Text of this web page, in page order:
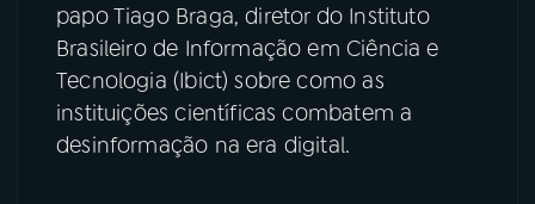
TikTok
papo Tiago Braga, diretor do Instituto
Brasileiro de Informação em Ciência e
Tecnologia (Ibict) sobre como as
instituições científicas combatem a
desinformação na era digital.